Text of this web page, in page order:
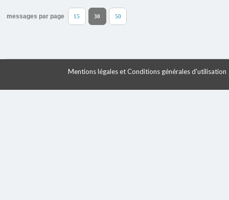
messages par page 15 30 50
Mentions légales et Conditions générales d'utilisation